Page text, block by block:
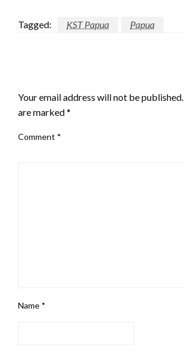
Tagged: KST Papua Papua
Your email address will not be published.
are marked*
Comment *
Name *